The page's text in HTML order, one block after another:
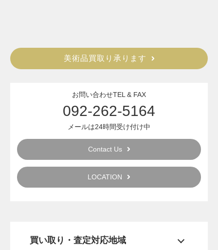
美術品買取り承ります
お問い合わせTEL & FAX
092-262-5164
メールは24時間受け付け中
Contact Us
LOCATION
買い取り・査定対応地域